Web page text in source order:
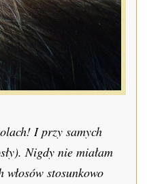
I przy samych
Nigdy nie miałam
stosunkowo